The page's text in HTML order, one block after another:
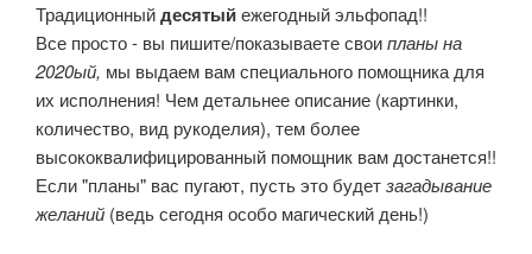
Традиционныйдесятыйежегодный эльфопад!!
Все просто - вы пишите/показываете своипланы на
2020ый, мы выдаем вам специального помощника для
их исполнения! Чем детальнее описание (картинки,
количество, вид рукоделия), тем более
высококвалифицированный помощник вам достанется!!
Если "планы" вас пугают, пусть это будетзагадывание
желаний (ведь сегодня особо магический день!)